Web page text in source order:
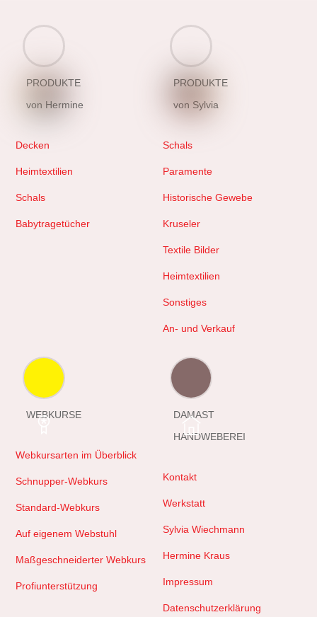
PRODUKTE
von Hermine
Decken
Heimtextilien
Schals
Babytragetücher
PRODUKTE
von Sylvia
Schals
Paramente
Historische Gewebe
Kruseler
Textile Bilder
Heimtextilien
Sonstiges
An- und Verkauf
WEBKURSE
Webkursarten im Überblick
Schnupper-Webkurs
Standard-Webkurs
Auf eigenem Webstuhl
Maßgeschneiderter Webkurs
Profiunterstützung
DAMAST
HANDWEBEREI
Kontakt
Werkstatt
Sylvia Wiechmann
Hermine Kraus
Impressum
Datenschutzerklärung